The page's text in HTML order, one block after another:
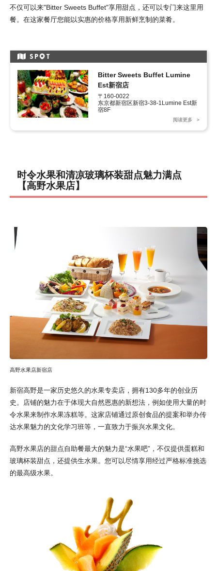
不仅可以来"Bitter Sweets Buffet"享用甜点，还可以专门来这里用
餐。在这家餐厅您能以实惠的价格享用新鲜烹制的菜肴。
SP T
Bitter Sweets Buffet Lumine
Est新宿店
〒160-0022
东京都新宿区新宿3-38-1Lumine Est新
宿8F
阅读更多
时令水果和清凉玻璃杯装甜点魅力满点
【高野水果店】
高野水果店新宿店
新宿高野是一家历史悠久的水果专卖店，拥有130多年的创业历
史。店铺的魅力在于体现大自然恩惠的新想法，例如使用大量的时
令水果来制作水果冻糕等。这家店铺通过原创食品的提案和举办传
达水果魅力的文化学习班等，一直致力于振兴水果文化。
高野水果店的甜点自助餐最大的魅力是“水果吧”，不仅提供蛋糕和
玻璃杯装甜点，还提供生水果。您可以尽情享用经过严格标准挑选
的最高级水果。